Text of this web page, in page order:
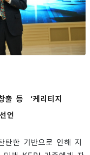
출 등 ‘케리티지
언
탄한 기반으로 인해 지